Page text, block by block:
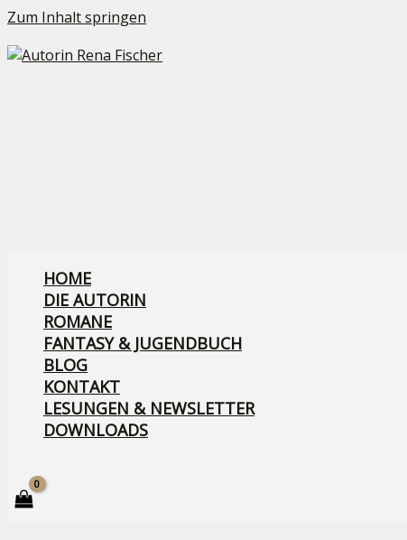
Zum Inhalt springen
HOME
DIE AUTORIN
ROMANE
FANTASY & JUGENDBUCH
BLOG
KONTAKT
LESUNGEN & NEWSLETTER
DOWNLOADS